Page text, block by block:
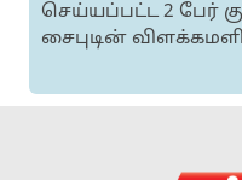
செய்யப்பட்ட 2 பேர்
சைபுடின்